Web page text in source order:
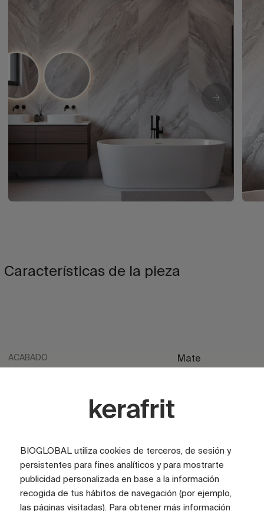
Características de la pieza
ACABADO Mate
ASPECTO Piedra
Gris
TAMAÑO CARAS (CM) 100x300
BIOGLOBAL utiliza cookies de terceros, de sesión y
persistentes para fines analíticos y para mostrarte
publicidad personalizada en base a la información
recogida de tus hábitos de navegación (por ejemplo,
las páginas visitadas). Para obtener más información